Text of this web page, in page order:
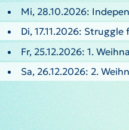
Mi, 28.10.2026:
Di, 17.11.2026:
Fr, 25.12.2026: 1.
Sa, 26.12.2026: 2.